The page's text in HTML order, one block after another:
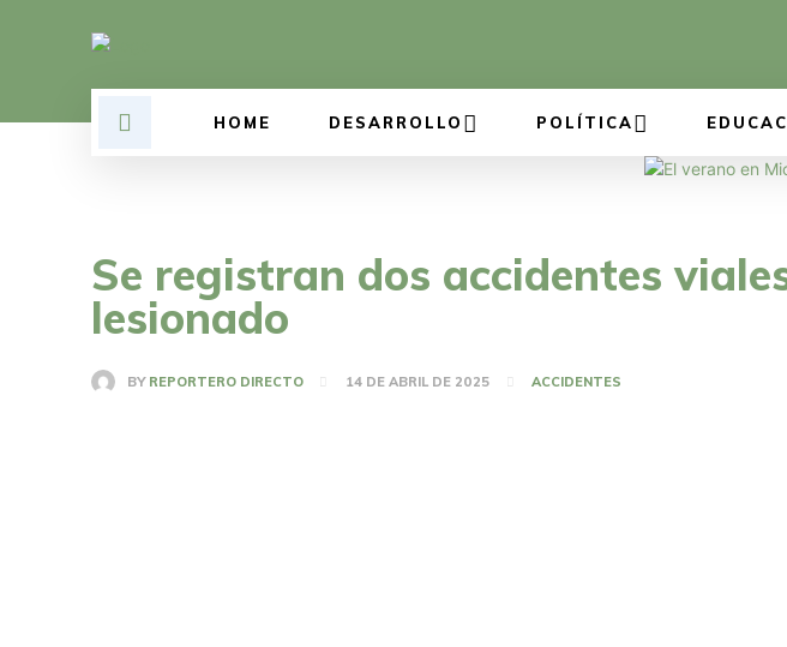
HOME DESARROLLO POLÍTICA
Se registran dos accidentes
lesionado
BY REPORTERO DIRECTO 14 DE ABRIL DE 2025 ACCIDENTES